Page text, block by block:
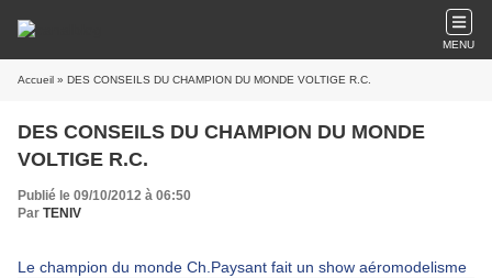
MENU
Accueil » DES CONSEILS DU CHAMPION DU MONDE VOLTIGE R.C.
DES CONSEILS DU CHAMPION DU MONDE
VOLTIGE R.C.
Publié le 09/10/2012 à 06:50
Par TENIV
Le champion du monde Ch.Paysant fait un show aéromodelisme